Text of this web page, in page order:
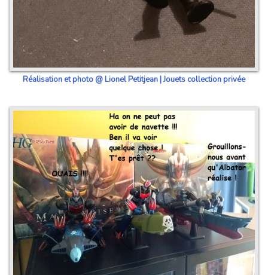
Réalisation et photo @ Lionel Petitjean | Jouets collection privée